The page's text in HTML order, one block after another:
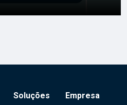
Soluções Empresa